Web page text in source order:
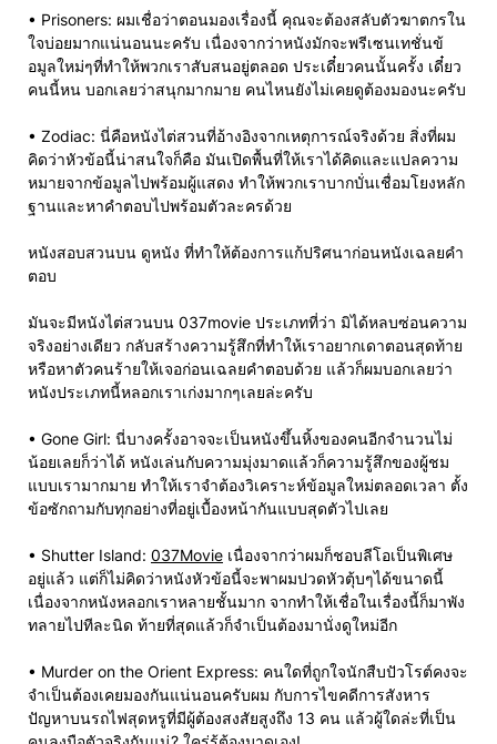
• Prisoners: ผมเชื่อว่าตอนมองเรื่องนี้ คุณจะต้องสลับตัวฆาตกรใน
ใจบ่อยมากแน่นอนนะครับ เนื่องจากว่าหนังมักจะพรีเซนเทชั่นข้
อมูลใหม่ๆที่ทำให้พวกเราสับสนอยู่ตลอด ประเดี๋ยวคนนั้นครั้ง เดี๋ยว
คนนี้หน บอกเลยว่าสนุกมากมาย คนไหนยังไม่เคยดูต้องมองนะครับ
• Zodiac: นี่คือหนังไต่สวนที่อ้างอิงจากเหตุการณ์จริงด้วย สิ่งที่ผม
คิดว่าหัวข้อนี้น่าสนใจก็คือ มันเปิดพื้นที่ให้เราได้คิดและแปลความ
หมายจากข้อมูลไปพร้อมผู้แสดง ทำให้พวกเราบากบั่นเชื่อมโยงหลัก
ฐานและหาคำตอบไปพร้อมตัวละครด้วย
หนังสอบสวนบน ดูหนัง ที่ทำให้ต้องการแก้ปริศนาก่อนหนังเฉลยคำ
ตอบ
มันจะมีหนังไต่สวนบน 037movie ประเภทที่ว่า มิได้หลบซ่อนความ
จริงอย่างเดียว กลับสร้างความรู้สึกที่ทำให้เราอยากเดาตอนสุดท้าย
หรือหาตัวคนร้ายให้เจอก่อนเฉลยคำตอบด้วย แล้วก็ผมบอกเลยว่า
หนังประเภทนี้หลอกเราเก่งมากๆเลยล่ะครับ
• Gone Girl: นี่บางครั้งอาจจะเป็นหนังขึ้นหิ้งของคนอีกจำนวนไม่
น้อยเลยก็ว่าได้ หนังเล่นกับความมุ่งมาดแล้วก็ความรู้สึกของผู้ชม
แบบเรามากมาย ทำให้เราจำต้องวิเคราะห์ข้อมูลใหม่ตลอดเวลา ตั้ง
ข้อซักถามกับทุกอย่างที่อยู่เบื้องหน้ากันแบบสุดตัวไปเลย
• Shutter Island: 037Movie เนื่องจากว่าผมก็ชอบลีโอเป็นพิเศษ
อยู่แล้ว แต่ก็ไม่คิดว่าหนังหัวข้อนี้จะพาผมปวดหัวตุ้บๆได้ขนาดนี้
เนื่องจากหนังหลอกเราหลายชั้นมาก จากทำให้เชื่อในเรื่องนี้ก็มาพัง
ทลายไปทีละนิด ท้ายที่สุดแล้วก็จำเป็นต้องมานั่งดูใหม่อีก
• Murder on the Orient Express: คนใดที่ถูกใจนักสืบปัวโรต์คงจะ
จำเป็นต้องเคยมองกันแน่นอนครับผม กับการไขคดีการสังหาร
ปัญหาบนรถไฟสุดหรูที่มีผู้ต้องสงสัยสูงถึง 13 คน แล้วผู้ใดล่ะที่เป็น